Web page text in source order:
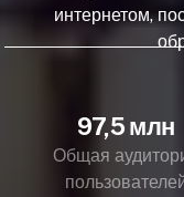
интернетом,
97,5 млн
Общая